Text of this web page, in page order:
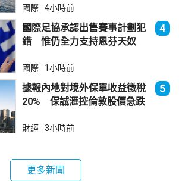
國際 4小時前
國際足協承認出售賽事計劃犯
錯 惟仍全力支持恩芬天奴
4
國際 1小時前
據報內地對境外保單收益徵稅
20% 保誠滙控倫敦股價急跌
5
財經 3小時前
更多新聞